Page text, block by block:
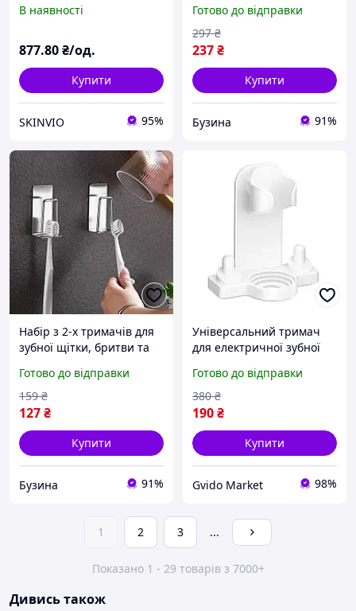
щіток та іригаторів
В наявності
877.80₴/од.
Купити
SKINVIO 95%
Готово до відправки
237₴
297 ₴
Купити
Бузина 91%
Набір з 2-х тримачів для
зубної щітки, бритви та
Готово до відправки
127₴
159 ₴
Купити
Бузина 91%
Універсальний тримач
для електричної зубної
насадок
Готово до відправки
190₴
380 ₴
Купити
Gvido Market 98%
1 2 3 ...
Показано 1 - 29 товарів з 7000+
Дивись також